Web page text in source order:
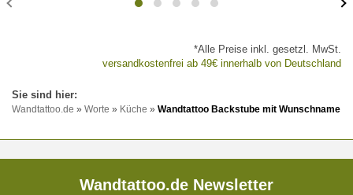
*Alle Preise inkl. gesetzl. MwSt.
versandkostenfrei ab 49€ innerhalb von Deutschland
Wandtattoo.de » Worte » Küche » Wandtattoo Backstube mit Wunschname
Wandtattoo.de Newsletter